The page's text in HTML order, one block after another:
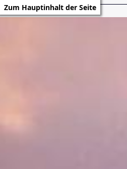
Zum Hauptinhalt der Seite